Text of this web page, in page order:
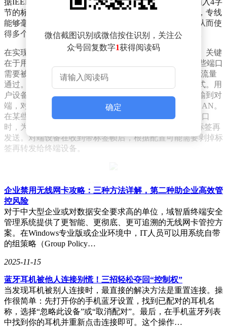
节的标签来标识帧所属的VLAN。作为透明的二层通道，专线
能够毫无阻碍地传输这些带有VLAN标签的以太网帧，从而使
得多个逻辑上隔离的网络能够共享同一条物理专线链路。
在实现方式上，专线的VLAN划分展现出极高的灵活性。关键
在于用户侧连接专线的路由器或交换机端口的配置。这些端口
需要被设置为Trunk模式，以允许携带多个VLAN标签的流量
通过。在VLAN标签的处理上，透传是最直接高效的方式。用
户设备发出的带有VLAN标签的帧可以直接通过专线传输到对
端，对端的接入设备则根据标签将流量分发到相应的VLAN。
在某些场景下，用户接入设备还可以在进入专线Trunk端口
时，为连接终端的Access端口的流量打上相应的VLAN标签再
发送。对端设备在收到带标签帧后，根据配置可能需要剥掉标
签再转发给终端设备。
专线的VLAN划分带来了诸多核心价值。首先，它实现了业务
隔离与安全。不同业务部门或系统，如财务、生产、办公、视
频监控等，其流量必须严格隔离，以防止相互干扰和未经授权
的访问。VLAN在二层实现逻辑隔离，即使物理线路共享，不
同VLAN的广播域也是独立的，通信需要通过三层网关，从而
极大地提升了安全性。其次，它优化了带宽利用。一条物理专
线可以承载多个VLAN流量，避免了为每个隔离业务单独拉线
的巨额成本。通过QoS策略，可以在共享链路上为关键
分还简化了网络管理。基于业务逻辑而非物理位置划分
VLAN，使得网络拓扑更加清晰，策略部署（如ACL、QoS）
更加聚焦，故障定位也更加便捷。新增站点或业务时，只需在
现有专线上扩展新的VLAN即可。
微信截图识别或微信按住识别，关注公
众号回复数字1获得阅读码
确定
企业禁用无线网卡攻略：三种方法详解，第二种助企业高效管
控风险
对于中大型企业或对数据安全要求高的单位，域智盾终端安全
管理系统提供了更智能、更彻底、更可追溯的无线网卡管控方
案。在Windows专业版或企业环境中，IT人员可以用系统自带
的组策略（Group Policy…
2025-11-15
蓝牙耳机被他人连接别慌！三招轻松夺回“控制权”
当发现耳机被别人连接时，最直接的解决方法是重置连接。操
作很简单：先打开你的手机蓝牙设置，找到已配对的耳机名
称，选择“忽略此设备”或“取消配对”。最后，在手机蓝牙列表
中找到你的耳机并重新点击连接即可。这个操作…